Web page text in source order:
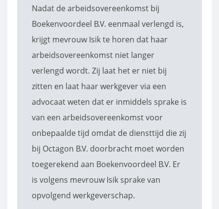
Nadat de arbeidsovereenkomst bij
Boekenvoordeel B.V. eenmaal verlengd is,
krijgt mevrouw Isik te horen dat haar
arbeidsovereenkomst niet langer
verlengd wordt. Zij laat het er niet bij
zitten en laat haar werkgever via een
advocaat weten dat er inmiddels sprake is
van een arbeidsovereenkomst voor
onbepaalde tijd omdat de diensttijd die zij
bij Octagon B.V. doorbracht moet worden
toegerekend aan Boekenvoordeel B.V. Er
is volgens mevrouw Isik sprake van
opvolgend werkgeverschap.